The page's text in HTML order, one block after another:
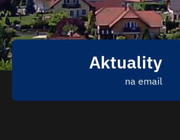
Aktuality
na email